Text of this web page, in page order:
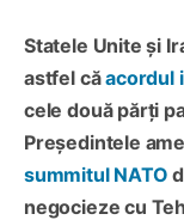
Statele Unite și
astfel căacordul
cele două părți
Președintele
summitul NATO
negocieze cu